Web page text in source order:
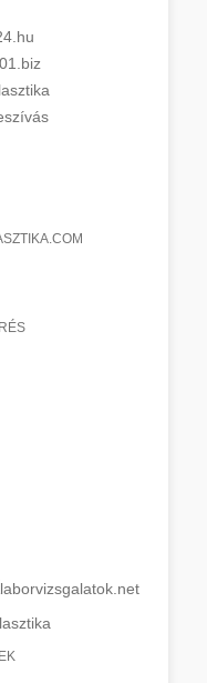
laborvizsgalatok.net